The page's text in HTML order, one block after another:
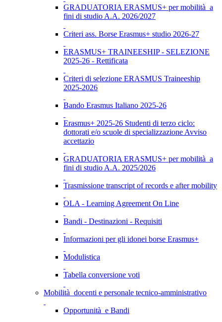
GRADUATORIA ERASMUS+ per mobilità a
fini di studio A.A. 2026/2027
Criteri ass. Borse Erasmus+ studio 2026-27
ERASMUS+ TRAINEESHIP - SELEZIONE
2025-26 - Rettificata
Criteri di selezione ERASMUS Traineeship
2025-2026
Bando Erasmus Italiano 2025-26
Erasmus+ 2025-26 Studenti di terzo ciclo:
dottorati e/o scuole di specializzazione Avviso
accettazio
GRADUATORIA ERASMUS+ per mobilità a
fini di studio A.A. 2025/2026
Trasmissione transcript of records e after mobility
OLA - Learning Agreement On Line
Bandi - Destinazioni - Requisiti
Informazioni per gli idonei borse Erasmus+
Modulistica
Tabella conversione voti
Mobilità docenti e personale tecnico-amministrativo
Opportunità e Bandi